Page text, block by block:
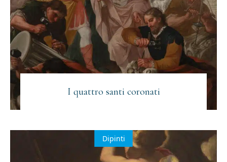
I quattro santi coronati
Dipinti